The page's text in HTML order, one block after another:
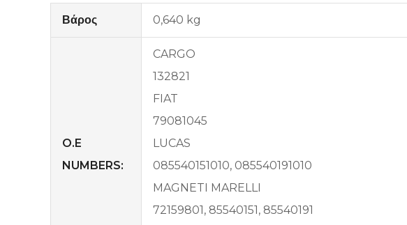
Βάρος 0,640 kg
O.E
NUMBERS:
CARGO
132821
FIAT
79081045
LUCAS
085540151010, 085540191010
MAGNETI MARELLI
72159801, 85540151, 85540191